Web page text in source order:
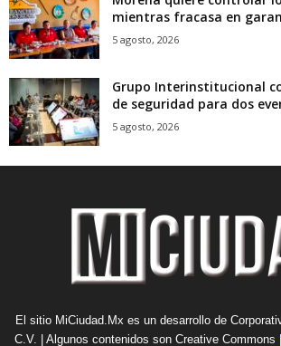
mientras fracasa en
5 agosto, 2026
Grupo Interinstitucional
de seguridad para dos
5 agosto, 2026
El sitio MiCiudad.Mx es un desarrollo de
C.V. | Algunos contenidos son Creative Commons |